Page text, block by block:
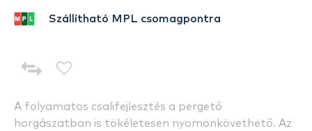
A folyamatos csalifejlesztés a pergető
horgászatban is tökéletesen nyomonkövethető. Az
Szállítható MPL csomagpontra